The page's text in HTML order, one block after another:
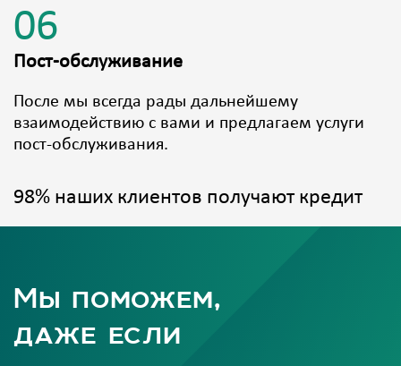
06
Пост-обслуживание
После мы всегда рады дальнейшему
взаимодействию с вами и предлагаем услуги
пост-обслуживания.
98% наших клиентов получают кредит
Мы поможем,
даже если